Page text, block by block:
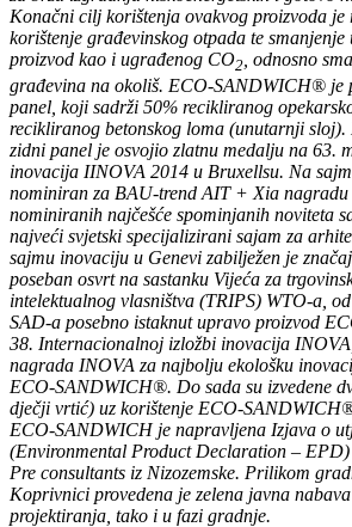
Konačni cilj korištenja ovakvog proizvoda
korištenje građevinskog otpada te smanjenje
proizvod kao i ugrađenog CO2 , odnosno
građevina na okoliš. ECO-SANDWICH® je
panel, koji sadrži 50% recikliranog
recikliranog betonskog loma (unutarnji
zidni panel je osvojio zlatnu medalju na 63.
inovacija IINOVA 2014 u Bruxellsu. Na
nominiran za BAU-trend AIT + Xia nagradu
nominiranih najčešće spominjanih noviteta
najveći svjetski specijalizirani sajam za
sajmu inovaciju u Genevi zabilježen je
poseban osvrt na sastanku Vijeća za
intelektualnog vlasništva (TRIPS) WTO-a,
SAD-a posebno istaknut upravo proizvod
38. Internacionalnoj izložbi inovacija
nagrada INOVA za najbolju ekološku
ECO-SANDWICH®. Do sada su izvedene
dječji vrtić) uz korištenje ECO-
ECO-SANDWICH je napravljena Izjava o
(Environmental Product Declaration –
Pre consultants iz Nizozemske. Prilikom
Koprivnici provedena je zelena javna
projektiranja, tako i u fazi gradnje.